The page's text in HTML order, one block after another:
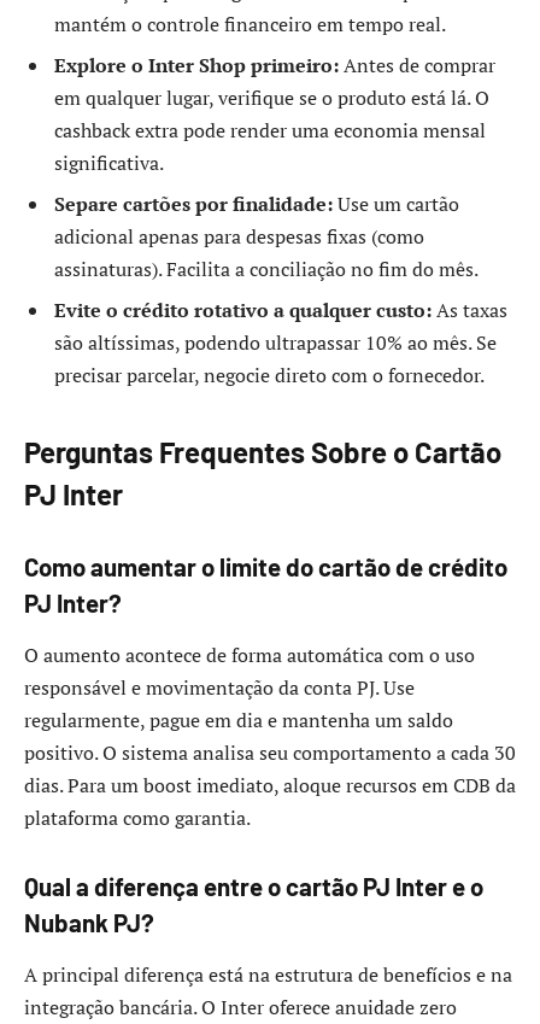
mantém o controle financeiro em tempo real.
Explore o Inter Shop primeiro:Antes de comprar
em qualquer lugar, verifique se o produto está lá. O
cashback extra pode render uma economia mensal
significativa.
Separe cartões por finalidade:Use um cartão
adicional apenas para despesas fixas (como
assinaturas). Facilita a conciliação no fim do mês.
Evite o crédito rotativo a qualquer custo:As taxas
são altíssimas, podendo ultrapassar 10% ao mês. Se
precisar parcelar, negocie direto com o fornecedor.
Perguntas Frequentes Sobre o Cartão
PJ Inter
Como aumentar o limite do cartão de crédito
PJ Inter?
O aumento acontece de forma automática com o uso
responsável e movimentação da conta PJ. Use
regularmente, pague em dia e mantenha um saldo
positivo. O sistema analisa seu comportamento a cada 30
dias. Para um boost imediato, aloque recursos em CDB da
plataforma como garantia.
Qual a diferença entre o cartão PJ Inter e o
Nubank PJ?
A principal diferença está na estrutura de benefícios e na
integração bancária. O Inter oferece anuidade zero